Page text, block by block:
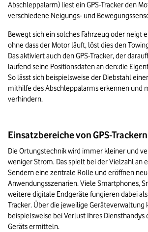
Abschleppalarm) liest ein GPS-Tracker den
verschiedene Neigungs- und
Bewegt sich ein solches Fahrzeug oder neigt
ohne dass der Motor läuft, löst dies den
Das aktiviert auch den GPS-Tracker, der
laufend seine Positionsdaten an den:die
So lässt sich beispielsweise der Diebstahl
mithilfe des Abschleppalarms erkennen und
verhindern.
Einsatzbereiche von GPS-Trackern
Die Ortungstechnik wird immer kleiner und
weniger Strom. Das spielt bei der Vielzahl an
Sendern eine zentrale Rolle und eröffnen
Anwendungsszenarien. Viele Smartphones,
weitere digitale Endgeräte fungieren dabei als
Tracker. Über die jeweilige Geräteverwaltung
beispielsweise bei Verlust Ihres Diensthandys
Geräts ermitteln.